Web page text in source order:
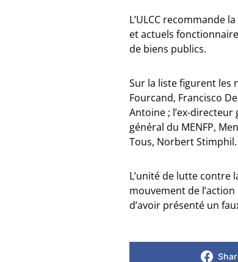
L’ULCC recommande
et actuels
de biens publics.
Sur la liste figurent les
Fourcand, Francisco
Antoine ; l’ex-directeur
général du MENFP,
Tous, Norbert Stimphil.
L’unité de lutte contre
mouvement de
d’avoir présenté un